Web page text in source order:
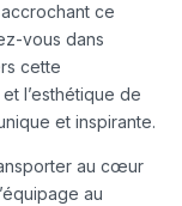
ce
vous dans
cette
l’esthétique de
et inspirante.
au cœur
au